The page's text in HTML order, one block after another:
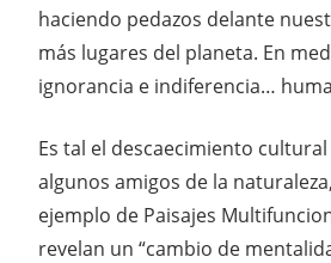
haciendo pedazos delante
más lugares del planeta. En
ignorancia e indiferencia…
Es tal el descaecimiento
algunos amigos de la
ejemplo de Paisajes
revelan un “cambio de